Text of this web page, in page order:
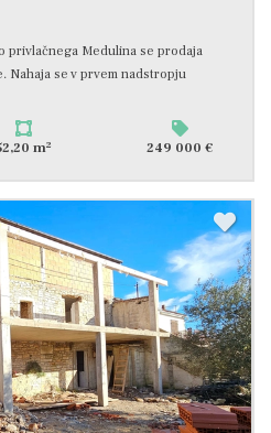
privlačnega Medulina se prodaja
Nahaja se v prvem nadstropju
m2 249 000 €